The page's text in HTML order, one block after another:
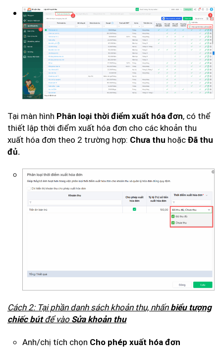
Tại màn hình Phân loại thời điểm xuất hóa đơn, có thể
thiết lập thời điểm xuất hóa đơn cho các khoản thu
xuất hóa đơn theo 2 trường hợp: Chưa thu hoặc Đã thu
đủ.
Cách 2: Tại phần danh sách khoản thu, nhấn biểu tượng
chiếc bútđể vào Sửa khoản thu
Anh/chị tích chọn Cho phép xuất hóa đơn